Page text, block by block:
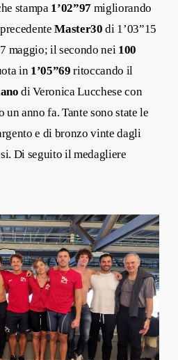
stampa 1’02”97 migliorando
Master30 di 1’03”15
maggio; il secondo nei 100
in 1’05”69 ritoccando il
di Veronica Lucchese con
un anno fa. Tante sono state le
e di bronzo vinte dagli
Di seguito il medagliere